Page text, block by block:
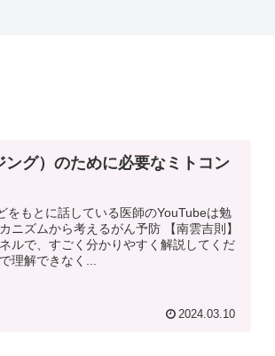
グ）のために必要なミトコン
をもとに話している医師のYouTubeは勉
ニズムから考えるがん予防 【南雲吉則】
ルで、すごく分かりやすく解説してくだ
理解できなく...
2024.03.10